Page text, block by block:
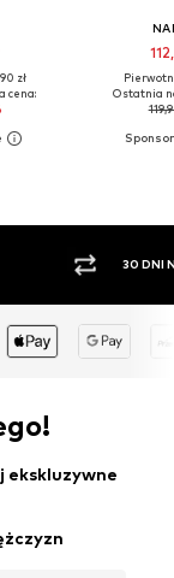
zł
cena:
Ostatnia
ekskluzywne